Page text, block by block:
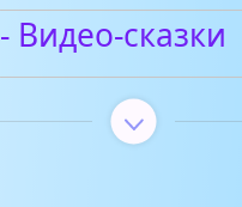
- Видео-сказки